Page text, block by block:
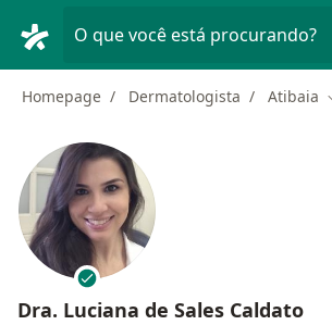
O que você está procurando?
Homepage Dermatologista Atibaia
Dra. Luciana de Sales Caldato